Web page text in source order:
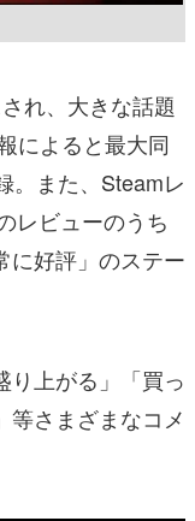
れ、大きな話題
によると最大同
。また、Steamレ
レビューのうち
に好評」のステー
り上がる」「買っ
等さまざまなコメ